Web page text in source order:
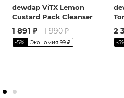
лимона
dewdap ViTX Lemon
Custard Pack Cleanser
1 891 ₽ 1 990₽
-5% Экономия 99 ₽
2
-5